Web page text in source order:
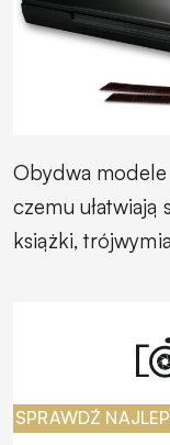
Obydwa
czemu
książki,
SPRAWDŹ